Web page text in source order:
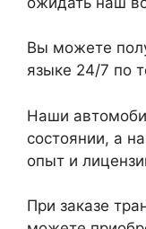
Вы можете
языке 24/7 по
Наши
состоянии, а
опыт и
При заказе